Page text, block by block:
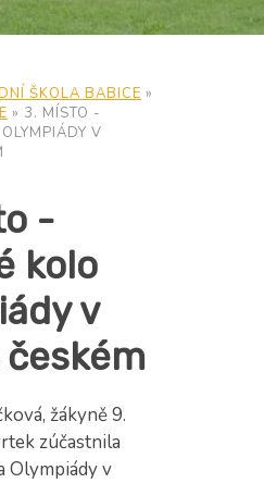
ŠKOLA BABICE »
» 3. MÍSTO -
V
-
kolo
v
žákyně 9.
zúčastnila
Olympiády v